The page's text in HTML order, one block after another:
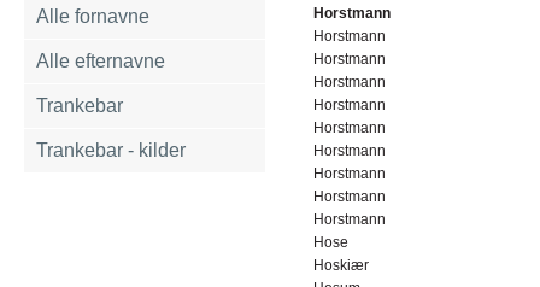
Alle fornavne
Alle efternavne
Trankebar
Trankebar - kilder
Horstmann
Horstmann
Horstmann
Horstmann
Horstmann
Horstmann
Horstmann
Horstmann
Horstmann
Horstmann
Hose
Hoskiær